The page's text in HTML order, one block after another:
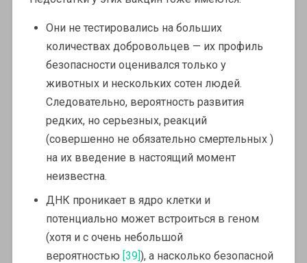
Они не тестировались на больших
количествах добровольцев — их профиль
безопасности оценивался только у
животных и нескольких сотен людей.
Следовательно, вероятность развития
редких, но серьезных, реакций
(совершенно не обязательно смертельных )
на их введение в настоящий момент
неизвестна.
ДНК проникает в ядро клетки и
потенциально может встроиться в геном
(хотя и с очень небольшой
вероятностью [39]), а насколько безопасной